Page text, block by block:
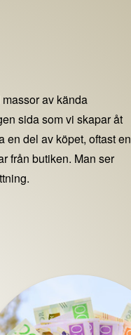
av kända
sida som vi skapar åt
en del av köpet, oftast en
från butiken. Man ser